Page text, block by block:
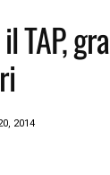
TAP,
2014